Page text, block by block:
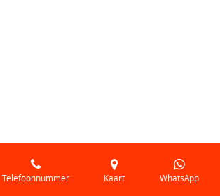
Telefoonnummer Kaart WhatsApp